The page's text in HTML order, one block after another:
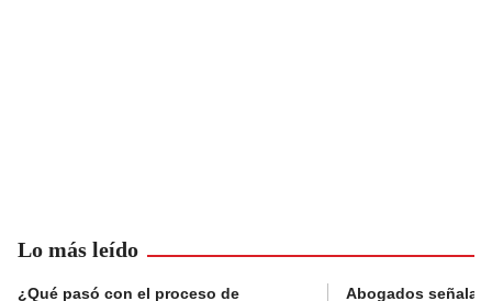
Lo más leído
¿Qué pasó con el proceso de
Abogados